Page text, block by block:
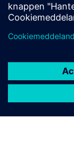
Läs mer